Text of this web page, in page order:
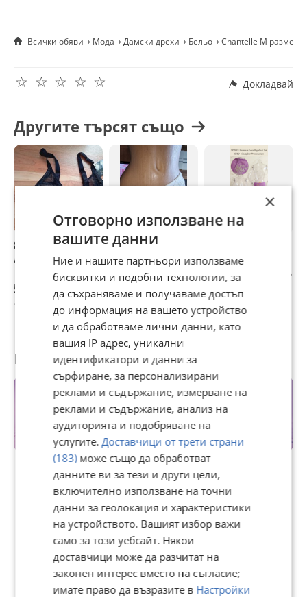
Всички обяви Мода Дамски дрехи Бельо Chantelle M размер
☆
☆
☆
☆
☆ Докладвай
Другите търсят също
85Н Chantelle
луксозен сутиен
56,24 €
110 лв
Бикина
CHANTELLE /M
4,09 €
8 лв
боксер STINNA –
нежен тюл –
Размер S/M
4,09 €
8 лв
Потребител
Premium
Lycra 4 You
506рейтинг
В Bazar.BG от 07 май 2019г.
Последно активен днес в 07:57 ч.
465 Обяви
×
Отговорно използване на
вашите данни
Ние и нашите партньори използваме
бисквитки и подобни технологии, за
да съхраняваме и получаваме достъп
до информация на вашето устройство
и да обработваме лични данни, като
вашия IP адрес, уникални
идентификатори и данни за
сърфиране, за персонализирани
реклами и съдържание, измерване на
реклами и съдържание, анализ на
аудиторията и подобряване на
услугите.Доставчици от трети страни
(183)може също да обработват
данните ви за тези и други цели,
включително използване на точни
данни за геолокация и характеристики
на устройството. Вашият избор важи
само за този уебсайт. Някои
доставчици може да разчитат на
законен интерес вместо на съгласие;
имате право да възразите в Настройки